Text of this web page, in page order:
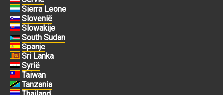
Sierra Leone
Slovenië
Slowakije
South Sudan
Spanje
Sri Lanka
Syrië
Taiwan
Tanzania